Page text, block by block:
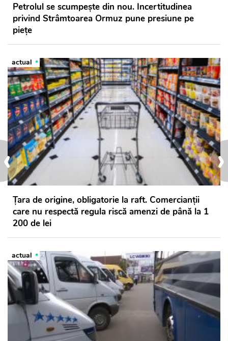
›
‹
Petrolul se scumpește din nou. Incertitudinea
privind Strâmtoarea Ormuz pune presiune pe
piețe
actual
Țara de origine, obligatorie la raft. Comercianții
care nu respectă regula riscă amenzi de până la 1
200 de lei
actual